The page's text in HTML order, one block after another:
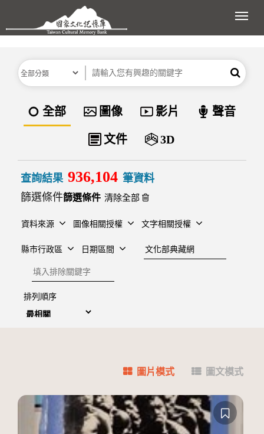
跳到主要內容區塊
展
分類 關鍵字 搜尋
資料類型
全部 圖像 影片 聲音
文件 3D
查詢結果 936,104 筆資料
篩選條件
清除全部
資料來源 圖像相關授權 文字相關授權
縣市行政區 日期區間
建檔單位
排除關鍵字
排列順序
圖片模式 圖文模式